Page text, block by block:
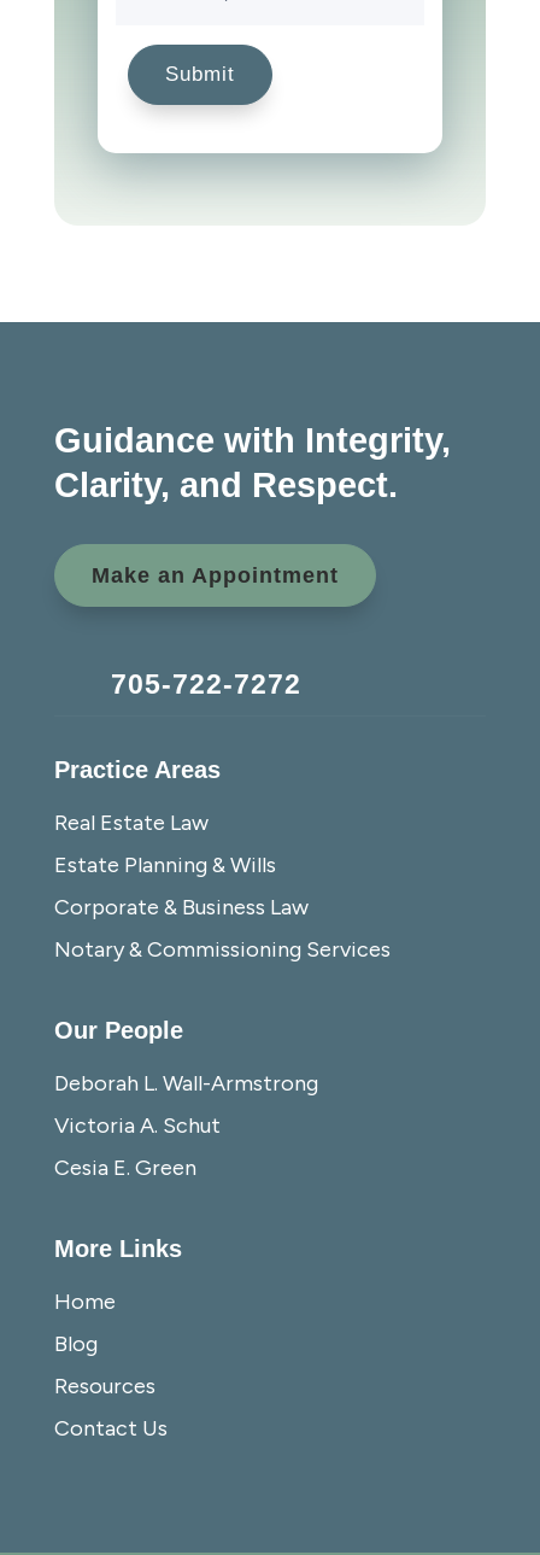
Submit
Guidance with Integrity,
Clarity, and Respect.
Make an Appointment
705-722-7272
Practice Areas
Real Estate Law
Estate Planning & Wills
Corporate & Business Law
Notary & Commissioning Services
Our People
Deborah L. Wall-Armstrong
Victoria A. Schut
Cesia E. Green
More Links
Home
Blog
Resources
Contact Us